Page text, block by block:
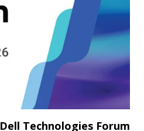
Dell Technologies Forum